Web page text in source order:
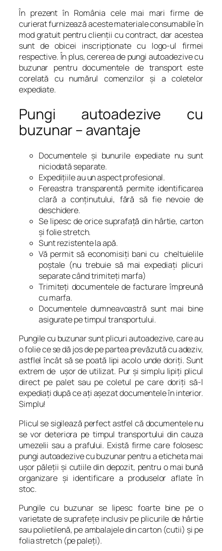
În prezent în România cele mai mari firme de
curierat furnizează aceste materiale consumabile în
mod gratuit pentru clienţii cu contract, dar acestea
sunt de obicei inscripţionate cu logo-ul firmei
respective. În plus, cererea de pungi autoadezive cu
buzunar pentru documentele de transport este
corelată cu numărul comenzilor şi a coletelor
expediate.
Pungi autoadezive cu
buzunar – avantaje
Documentele şi bunurile expediate nu sunt
niciodată separate.
Expediţiile au un aspect profesional.
Fereastra transparentă permite identificarea
clară a conţinutului, fără să fie nevoie de
deschidere.
Se lipesc de orice suprafaţă din hârtie, carton
şi folie stretch.
Sunt rezistente la apă.
Vă permit să economisiţi bani cu cheltuielile
poştale (nu trebuie să mai expediaţi plicuri
separate când trimiteţi marfa)
Trimiteţi documentele de facturare împreună
cu marfa.
Documentele dumneavoastră sunt mai bine
asigurate pe timpul transportului.
Pungile cu buzunar sunt plicuri autoadezive, care au
o folie ce se dă jos de pe partea prevăzută cu adeziv,
astflel încât să se poată lipi acolo unde doriţi. Sunt
extrem de uşor de utilizat. Pur şi simplu lipiţi plicul
direct pe palet sau pe coletul pe care doriţi să-l
expediaţi după ce aţi aşezat documentele în interior.
Simplu!
Plicul se sigilează perfect astfel că documentele nu
se vor deteriora pe timpul transportului din cauza
umezelii sau a prafului. Există firme care folosesc
pungi autoadezive cu buzunar pentru a eticheta mai
uşor păleţii şi cutiile din depozit, pentru o mai bună
organizare şi identificare a produselor aflate în
stoc.
Pungile cu buzunar se lipesc foarte bine pe o
varietate de suprafeţe inclusiv pe plicurile de hârtie
sau polietilenă, pe ambalajele din carton (cutii) şi pe
folia stretch (pe paleţi).